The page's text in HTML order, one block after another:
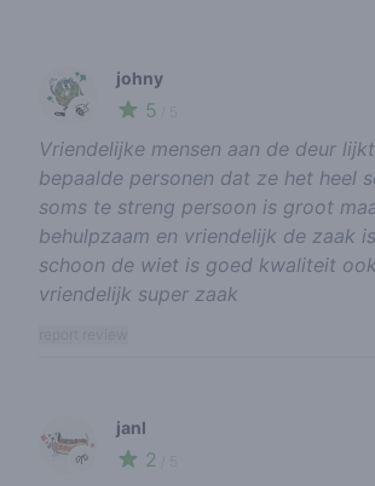
🍃
johny
5
Vriendelijke mensen aan de deur
bepaalde personen dat ze het heel
soms te streng persoon is groot
behulpzaam en vriendelijk de zaak
schoon de wiet is goed kwaliteit
vriendelijk super zaak
🌱
janl
2